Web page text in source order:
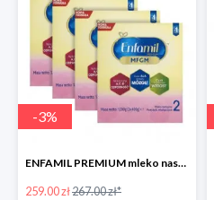
-3%
ENFAMIL PREMIUM mleko następne 4x1200 G
259.00 zł267.00 zł*